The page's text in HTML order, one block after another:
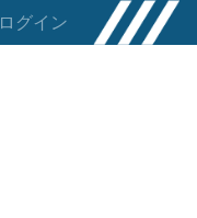
ログイン